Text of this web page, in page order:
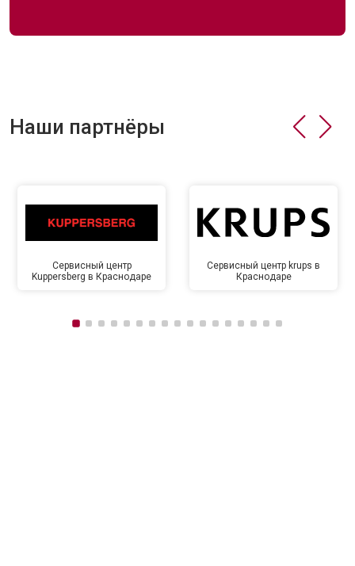
Наши партнёры
Сервисный центр
Kuppersberg в Краснодаре
Сервисный центр krups в
Краснодаре